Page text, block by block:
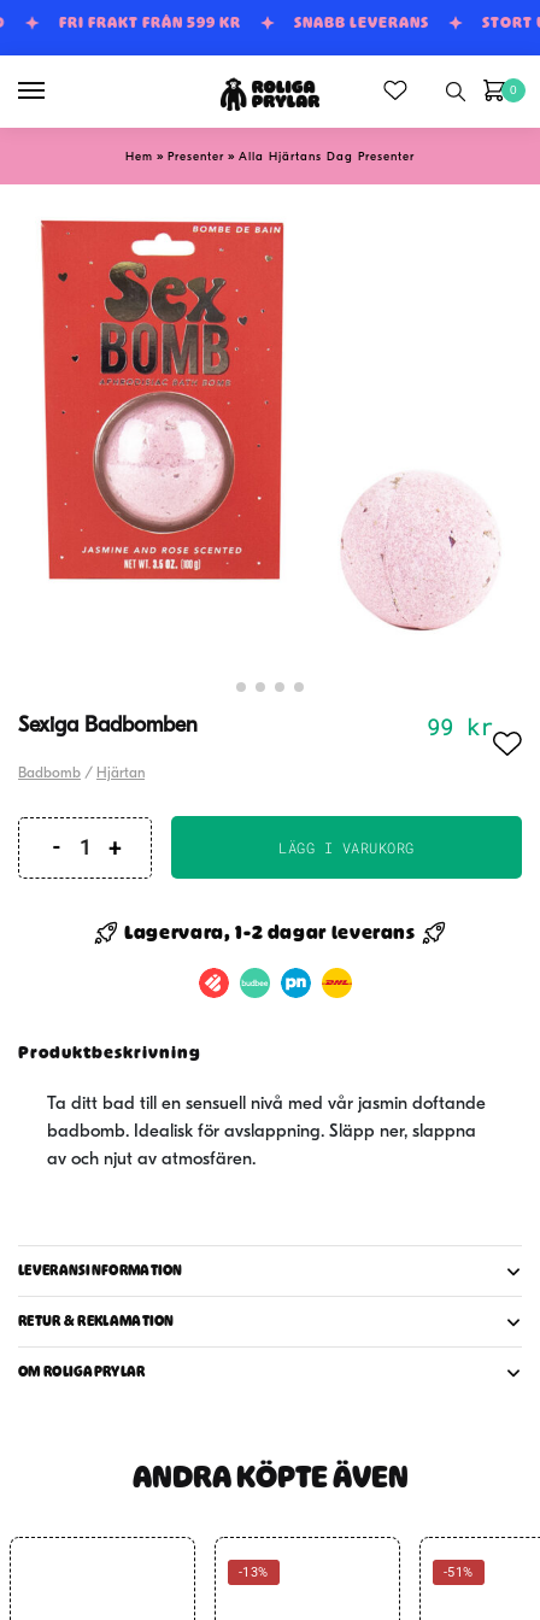
Skip
Skip
FRI FRAKT FRÅN 599 KR SNABB LEVERANS STORT
0
Hem » Presenter » Alla Hjärtans Dag Presenter
Sexiga Badbomben 99 kr
Badbomb / Hjärtan
Sexiga
mängd
LÄGG I VARUKORG
Lagervara, 1-2 dagar leverans
Produktbeskrivning
Ta ditt bad till en sensuell nivå med vår jasmin doftande
badbomb. Idealisk för avslappning. Släpp ner, slappna
av och njut av atmosfären.
LEVERANSINFORMATION
RETUR & REKLAMATION
OM ROLIGAPRYLAR
ANDRA KÖPTE ÄVEN
-13% -51%